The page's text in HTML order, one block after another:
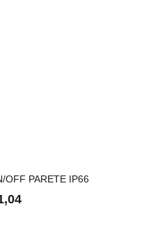
OFF PARETE IP66